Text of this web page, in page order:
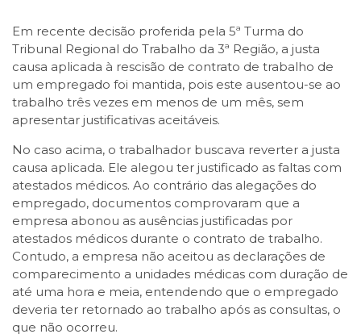
Em recente decisão proferida pela 5ª Turma do
Tribunal Regional do Trabalho da 3ª Região, a justa
causa aplicada à rescisão de contrato de trabalho de
um empregado foi mantida, pois este ausentou-se ao
trabalho três vezes em menos de um mês, sem
apresentar justificativas aceitáveis.
No caso acima, o trabalhador buscava reverter a justa
causa aplicada. Ele alegou ter justificado as faltas com
atestados médicos. Ao contrário das alegações do
empregado, documentos comprovaram que a
empresa abonou as ausências justificadas por
atestados médicos durante o contrato de trabalho.
Contudo, a empresa não aceitou as declarações de
comparecimento a unidades médicas com duração de
até uma hora e meia, entendendo que o empregado
deveria ter retornado ao trabalho após as consultas, o
que não ocorreu.